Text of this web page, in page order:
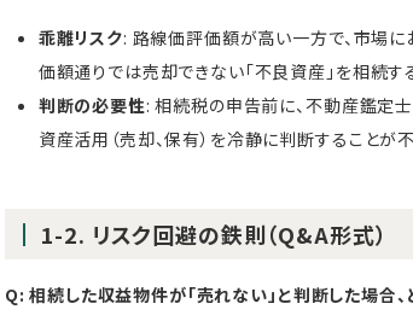
乖離リスク: 路線価評価額が高い一方で、市場
価額通りでは売却できない「不良資産」を相続す
判断の必要性: 相続税の申告前に、不動産鑑定
資産活用（売却、保有）を冷静に判断することが
1-2. リスク回避の鉄則（Q&A形式）
Q: 相続した収益物件が「売れない」と判断した場合、